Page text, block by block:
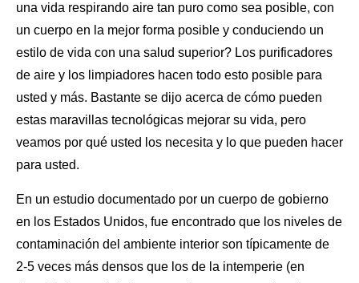
una vida respirando aire tan puro como sea posible, con
un cuerpo en la mejor forma posible y conduciendo un
estilo de vida con una salud superior? Los purificadores
de aire y los limpiadores hacen todo esto posible para
usted y más. Bastante se dijo acerca de cómo pueden
estas maravillas tecnológicas mejorar su vida, pero
veamos por qué usted los necesita y lo que pueden hacer
para usted.
En un estudio documentado por un cuerpo de gobierno
en los Estados Unidos, fue encontrado que los niveles de
contaminación del ambiente interior son típicamente de
2-5 veces más densos que los de la intemperie (en